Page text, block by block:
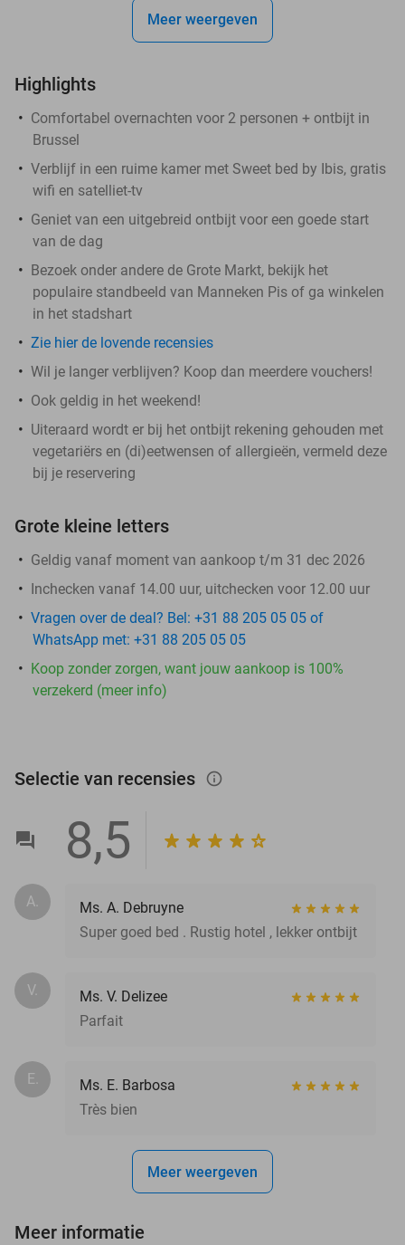
Meer weergeven
Highlights
Comfortabel overnachten voor 2 personen + ontbijt in
Brussel
Verblijf in een ruime kamer met Sweet bed by Ibis, gratis
wifi en satelliet-tv
Geniet van een uitgebreid ontbijt voor een goede start
van de dag
Bezoek onder andere de Grote Markt, bekijk het
populaire standbeeld van Manneken Pis of ga winkelen
in het stadshart
Zie hier de lovende recensies
Wil je langer verblijven? Koop dan meerdere vouchers!
Ook geldig in het weekend!
Uiteraard wordt er bij het ontbijt rekening gehouden met
vegetariërs en (di)eetwensen of allergieën, vermeld deze
bij je reservering
Grote kleine letters
Geldig vanaf moment van aankoop t/m 31 dec 2026
Inchecken vanaf 14.00 uur, uitchecken voor 12.00 uur
Vragen over de deal? Bel: +31 88 205 05 05 of
WhatsApp met: +31 88 205 05 05
Koop zonder zorgen, want jouw aankoop is 100%
verzekerd (meer info)
Selectie van recensies info_outlined
8,5
A.
Ms. A. Debruyne
Super goed bed . Rustig hotel , lekker ontbijt
V.
Ms. V. Delizee
Parfait
E.
Ms. E. Barbosa
Très bien
Meer weergeven
Meer informatie